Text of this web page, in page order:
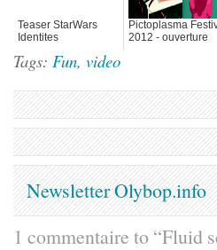
Teaser StarWars
Identites
Pictoplasma
2012 - ouverture
Tags: Fun, video
Newsletter Olybop.info
1 commentaire to “Fluid